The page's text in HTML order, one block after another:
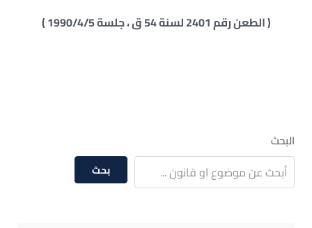
( الطعن رقم 2401 لسنة 54 ق ، جلسة 1990/4/5 )
البحث
بحث